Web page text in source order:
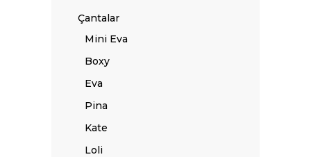
Çantalar
Mini Eva
Boxy
Eva
Pina
Kate
Loli